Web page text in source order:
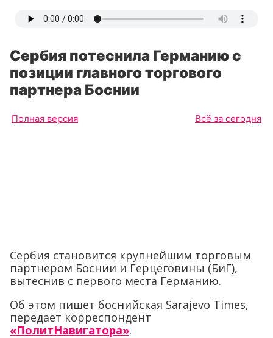
Сербия потеснила Германию с
позиции главного торгового
партнера Боснии
Полная версия Всё за сегодня
Сербия становится крупнейшим торговым
партнером Боснии и Герцеговины (БиГ),
вытеснив с первого места Германию.
Об этом пишет боснийская Sarajevo Times,
передает корреспондент
«ПолитНавигатора».